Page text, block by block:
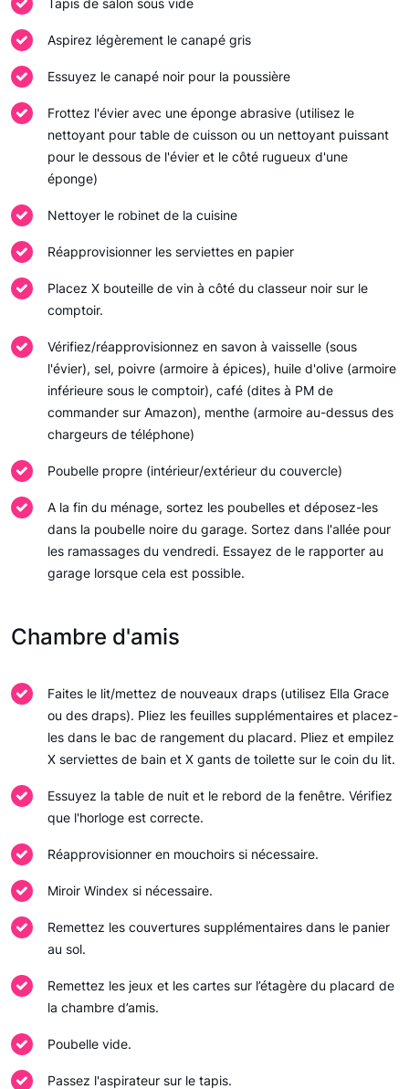
Tapis de salon sous vide
Aspirez légèrement le canapé gris
Essuyez le canapé noir pour la poussière
Frottez l'évier avec une éponge abrasive (utilisez le
nettoyant pour table de cuisson ou un nettoyant puissant
pour le dessous de l'évier et le côté rugueux d'une
éponge)
Nettoyer le robinet de la cuisine
Réapprovisionner les serviettes en papier
Placez X bouteille de vin à côté du classeur noir sur le
comptoir.
Vérifiez/réapprovisionnez en savon à vaisselle (sous
l'évier), sel, poivre (armoire à épices), huile d'olive (armoire
inférieure sous le comptoir), café (dites à PM de
commander sur Amazon), menthe (armoire au-dessus des
chargeurs de téléphone)
Poubelle propre (intérieur/extérieur du couvercle)
A la fin du ménage, sortez les poubelles et déposez-les
dans la poubelle noire du garage. Sortez dans l'allée pour
les ramassages du vendredi. Essayez de le rapporter au
garage lorsque cela est possible.
Chambre d'amis
Faites le lit/mettez de nouveaux draps (utilisez Ella Grace
ou des draps). Pliez les feuilles supplémentaires et placez-
les dans le bac de rangement du placard. Pliez et empilez
X serviettes de bain et X gants de toilette sur le coin du lit.
Essuyez la table de nuit et le rebord de la fenêtre. Vérifiez
que l'horloge est correcte.
Réapprovisionner en mouchoirs si nécessaire.
Miroir Windex si nécessaire.
Remettez les couvertures supplémentaires dans le panier
au sol.
Remettez les jeux et les cartes sur l’étagère du placard de
la chambre d’amis.
Poubelle vide.
Passez l'aspirateur sur le tapis.